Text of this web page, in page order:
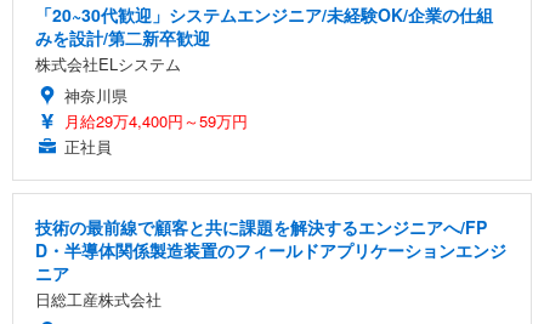
「20~30代歓迎」システムエンジニア/未経験OK/企業の仕組
みを設計/第二新卒歓迎
株式会社ELシステム
神奈川県
月給29万4,400円～59万円
正社員
技術の最前線で顧客と共に課題を解決するエンジニアへ/FP
D・半導体関係製造装置のフィールドアプリケーションエンジ
ニア
日総工産株式会社